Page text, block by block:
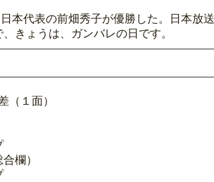
本代表の前畑秀子が優勝した。日本放
きょうは、ガンバレの日です。
（１面）
欄）